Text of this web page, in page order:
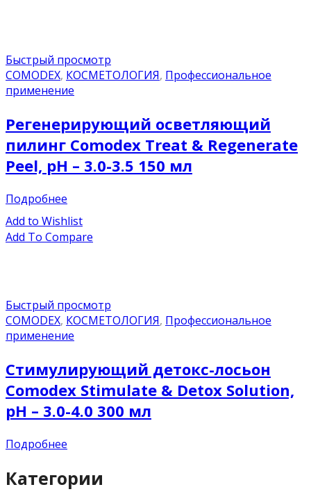
Быстрый просмотр
COMODEX, КОСМЕТОЛОГИЯ, Профессиональное
применение
Регенерирующий осветляющий
пилинг Comodex Treat & Regenerate
Peel, pH – 3.0-3.5 150 мл
Подробнее
Add to Wishlist
Add To Compare
Быстрый просмотр
COMODEX, КОСМЕТОЛОГИЯ, Профессиональное
применение
Стимулирующий детокс-лосьон
Comodex Stimulate & Detox Solution,
pН – 3.0-4.0 300 мл
Подробнее
Категории